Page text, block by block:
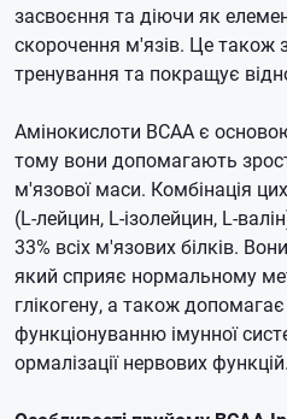
засвоєння та діючи як
скорочення м'язів. Це також
тренування та покращує
Амінокислоти BCAA є
тому вони допомагають
м'язової маси. Комбінація
(L-лейцин, L-ізолейцин, L-
33% всіх м'язових білків.
який сприяє нормальному
глікогену, а також
функціонуванню імунної
ормалізації нервових функцій.